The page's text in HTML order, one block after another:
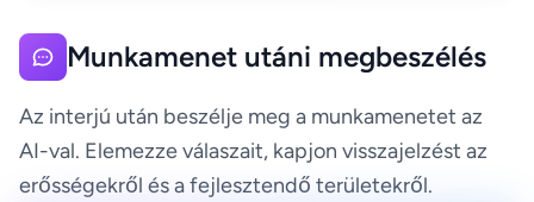
Munkamenet utáni megbeszélés
Az interjú után beszélje meg a munkamenetet az
AI-val. Elemezze válaszait, kapjon visszajelzést az
erősségekről és a fejlesztendő területekről.